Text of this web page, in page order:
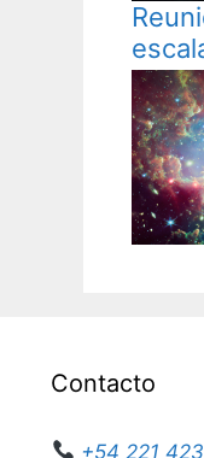
Contacto
+54 221